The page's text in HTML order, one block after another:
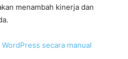
menambah kinerja dan
secara manual